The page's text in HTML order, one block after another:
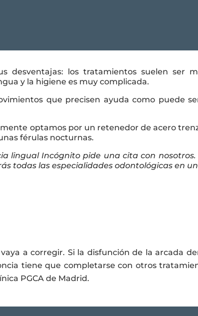
los tratamientos suelen ser
y la higiene es muy complicada.
que precisen ayuda como puede
optamos por un retenedor de acero
férulas nocturnas.
lingual Incógnito pide una cita con
todas las especialidades odontológicas en
a corregir. Si la disfunción de la arcada
tiene que completarse con otros
PGCA de Madrid.